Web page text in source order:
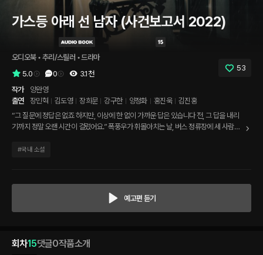
가스등 아래 선 남자 (사건보고서 2022)
오디오북 • 추리/스릴러 • 드라마
5.0
0 3.1천
53
작가
양완영
출연
장민혁 김도영 장희문 강구한 양정화 홍진욱
김진홍
“그 질문에 정답은 없죠 하지만, 이상에 한 없이 가까운 답은 있습니다 전, 그 답을 내리
기까지 정말 오랜 시간이 걸렸어요.” 폭풍우가 휘몰아치는 날, 버스 정류장에 세 사람이
위급한 노인. 차를 몰고 나간 나는 한 사람 밖엔 태울 수 없다. 당신이라면 어떤 선택을 할
#국내 소설
예고편 듣기
회차15댓글0작품소개